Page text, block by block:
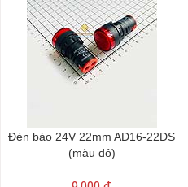
Đèn báo 24V 22mm AD16-22DS
(màu đỏ)